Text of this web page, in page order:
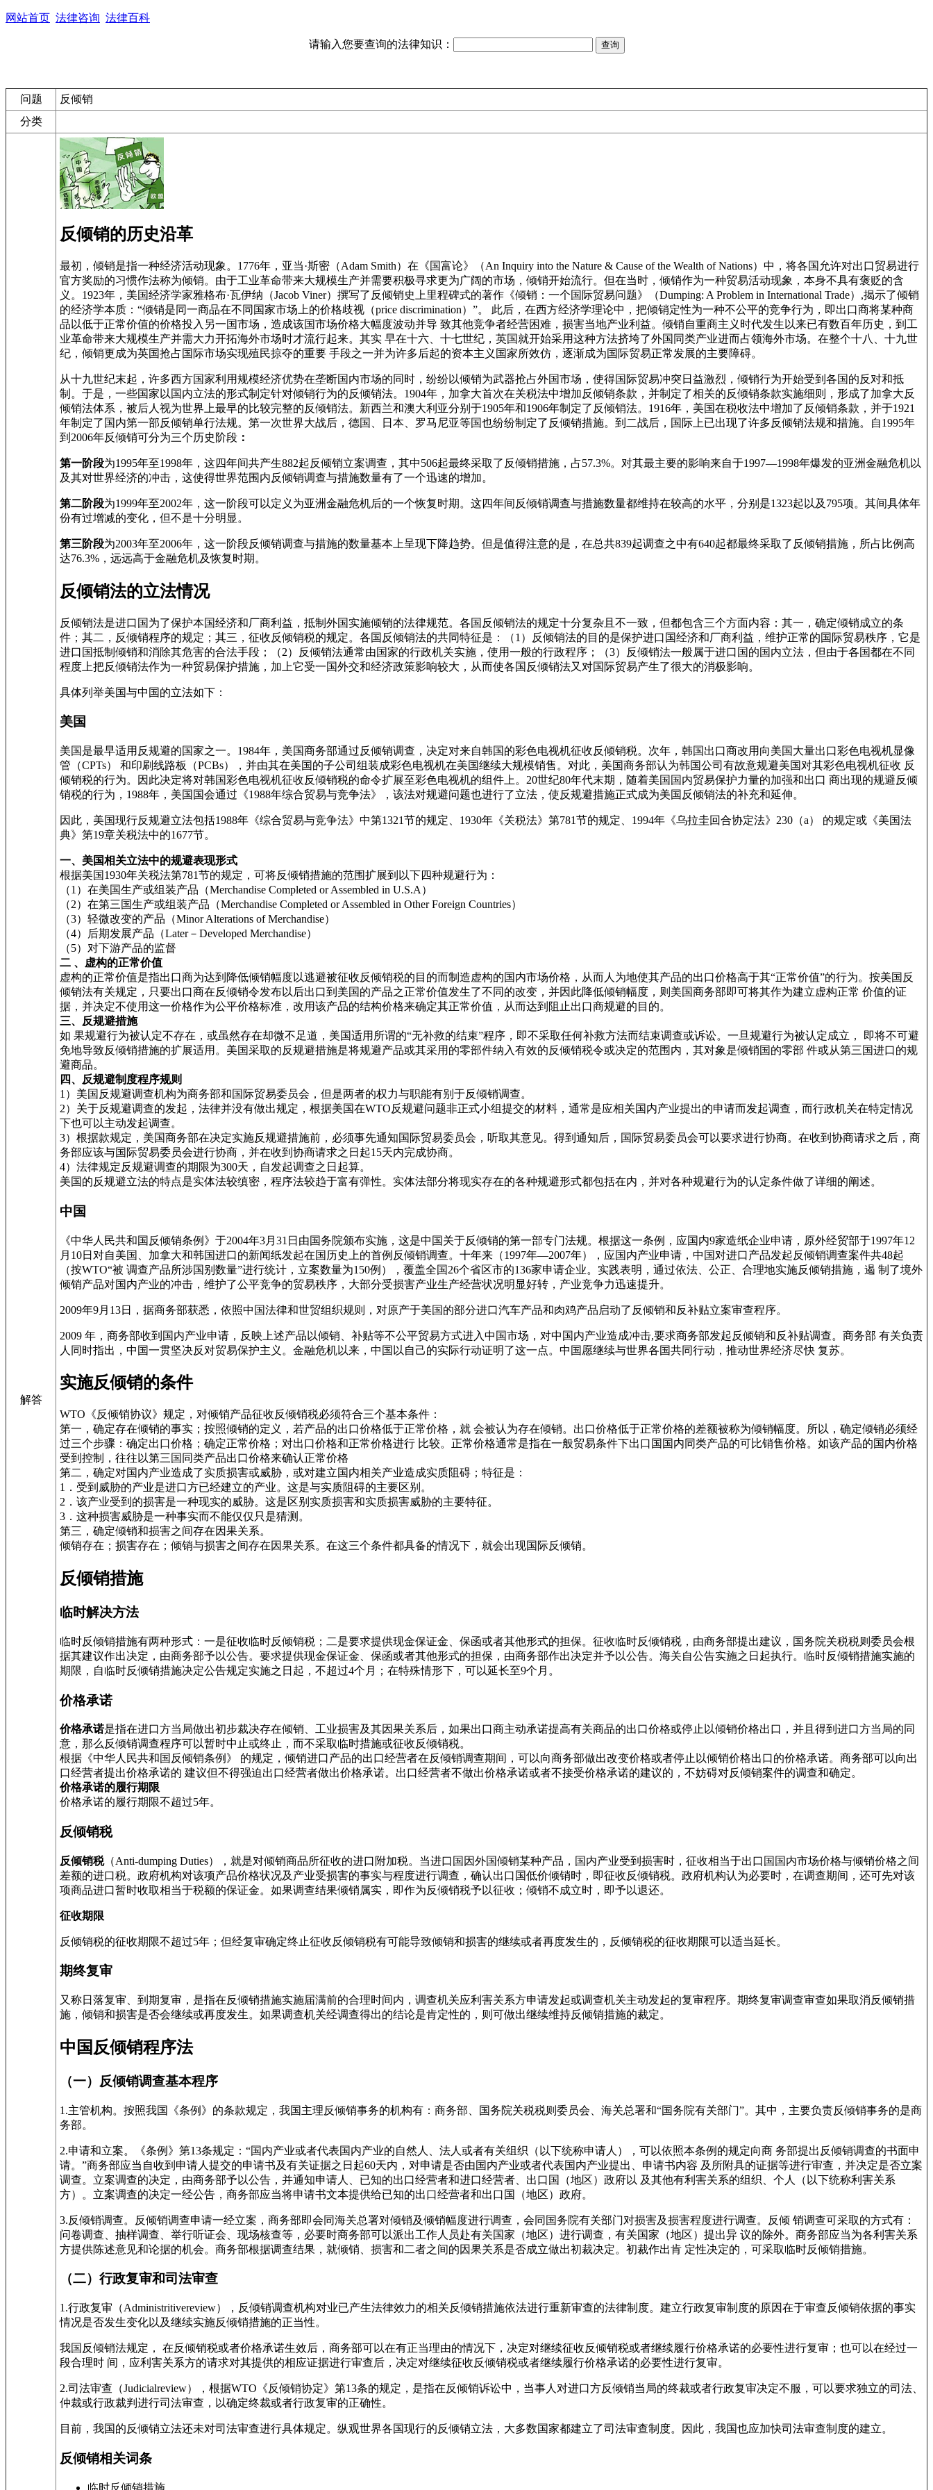
网站首页 法律咨询 法律百科
请输入您要查询的法律知识：
问题
反倾销
分类
解答
反倾销的历史沿革
最初，倾销是指一种经济活动现象。1776年，亚当·斯密（Adam Smith）在《国富论》（An Inquiry into the Nature & Cause of the Wealth of Nations）中，将各国允许对出口贸易进行
官方奖励的习惯作法称为倾销。由于工业革命带来大规模生产并需要积极寻求更为广阔的市场，倾销开始流行。但在当时，倾销作为一种贸易活动现象，本身不具有褒贬的含
义。1923年，美国经济学家雅格布·瓦伊纳（Jacob Viner）撰写了反倾销史上里程碑式的著作《倾销：一个国际贸易问题》（Dumping: A Problem in International Trade）,揭示了倾销
的经济学本质：“倾销是同一商品在不同国家市场上的价格歧视（price discrimination）”。 此后，在西方经济学理论中，把倾销定性为一种不公平的竞争行为，即出口商将某种商
品以低于正常价值的价格投入另一国市场，造成该国市场价格大幅度波动并导 致其他竞争者经营困难，损害当地产业利益。倾销自重商主义时代发生以来已有数百年历史，到工
业革命带来大规模生产并需大力开拓海外市场时才流行起来。其实 早在十六、十七世纪，英国就开始采用这种方法挤垮了外国同类产业进而占领海外市场。在整个十八、十九世
纪，倾销更成为英国抢占国际市场实现殖民掠夺的重要 手段之一并为许多后起的资本主义国家所效仿，逐渐成为国际贸易正常发展的主要障碍。
从十九世纪末起，许多西方国家利用规模经济优势在垄断国内市场的同时，纷纷以倾销为武器抢占外国市场，使得国际贸易冲突日益激烈，倾销行为开始受到各国的反对和抵
制。于是，一些国家以国内立法的形式制定针对倾销行为的反倾销法。1904年，加拿大首次在关税法中增加反倾销条款，并制定了相关的反倾销条款实施细则，形成了加拿大反
倾销法体系，被后人视为世界上最早的比较完整的反倾销法。新西兰和澳大利亚分别于1905年和1906年制定了反倾销法。1916年，美国在税收法中增加了反倾销条款，并于1921
年制定了国内第一部反倾销单行法规。第一次世界大战后，德国、日本、罗马尼亚等国也纷纷制定了反倾销措施。到二战后，国际上已出现了许多反倾销法规和措施。自1995年
到2006年反倾销可分为三个历史阶段 ：
第一阶段为1995年至1998年，这四年间共产生882起反倾销立案调查，其中506起最终采取了反倾销措施，占57.3%。对其最主要的影响来自于1997—1998年爆发的亚洲金融危机以
及其对世界经济的冲击，这使得世界范围内反倾销调查与措施数量有了一个迅速的增加。
第二阶段为1999年至2002年，这一阶段可以定义为亚洲金融危机后的一个恢复时期。这四年间反倾销调查与措施数量都维持在较高的水平，分别是1323起以及795项。其间具体年
份有过增减的变化，但不是十分明显。
第三阶段为2003年至2006年，这一阶段反倾销调查与措施的数量基本上呈现下降趋势。但是值得注意的是，在总共839起调查之中有640起都最终采取了反倾销措施，所占比例高
达76.3%，远远高于金融危机及恢复时期。
反倾销法的立法情况
反倾销法是进口国为了保护本国经济和厂商利益，抵制外国实施倾销的法律规范。各国反倾销法的规定十分复杂且不一致，但都包含三个方面内容：其一，确定倾销成立的条
件；其二，反倾销程序的规定；其三，征收反倾销税的规定。各国反倾销法的共同特征是：（1）反倾销法的目的是保护进口国经济和厂商利益，维护正常的国际贸易秩序，它是
进口国抵制倾销和消除其危害的合法手段；（2）反倾销法通常由国家的行政机关实施，使用一般的行政程序；（3）反倾销法一般属于进口国的国内立法，但由于各国都在不同
程度上把反倾销法作为一种贸易保护措施，加上它受一国外交和经济政策影响较大，从而使各国反倾销法又对国际贸易产生了很大的消极影响。
具体列举美国与中国的立法如下：
美国
美国是最早适用反规避的国家之一。1984年，美国商务部通过反倾销调查，决定对来自韩国的彩色电视机征收反倾销税。次年，韩国出口商改用向美国大量出口彩色电视机显像
管（CPTs） 和印刷线路板（PCBs），并由其在美国的子公司组装成彩色电视机在美国继续大规模销售。对此，美国商务部认为韩国公司有故意规避美国对其彩色电视机征收 反
倾销税的行为。因此决定将对韩国彩色电视机征收反倾销税的命令扩展至彩色电视机的组件上。20世纪80年代末期，随着美国国内贸易保护力量的加强和出口 商出现的规避反倾
销税的行为，1988年，美国国会通过《1988年综合贸易与竞争法》，该法对规避问题也进行了立法，使反规避措施正式成为美国反倾销法的补充和延伸。
因此，美国现行反规避立法包括1988年《综合贸易与竞争法》中第1321节的规定、1930年《关税法》第781节的规定、1994年《乌拉圭回合协定法》230（a） 的规定或《美国法
典》第19章关税法中的1677节。
一、美国相关立法中的规避表现形式
根据美国1930年关税法第781节的规定，可将反倾销措施的范围扩展到以下四种规避行为：
（1）在美国生产或组装产品（Merchandise Completed or Assembled in U.S.A）
（2）在第三国生产或组装产品（Merchandise Completed or Assembled in Other Foreign Countries）
（3）轻微改变的产品（Minor Alterations of Merchandise）
（4）后期发展产品（Later－Developed Merchandise）
（5）对下游产品的监督
二 、虚构的正常价值
虚构的正常价值是指出口商为达到降低倾销幅度以逃避被征收反倾销税的目的而制造虚构的国内市场价格，从而人为地使其产品的出口价格高于其“正常价值”的行为。按美国反
倾销法有关规定，只要出口商在反倾销令发布以后出口到美国的产品之正常价值发生了不同的改变，并因此降低倾销幅度，则美国商务部即可将其作为建立虚构正常 价值的证
据，并决定不使用这一价格作为公平价格标准，改用该产品的结构价格来确定其正常价值，从而达到阻止出口商规避的目的。
三、反规避措施
如 果规避行为被认定不存在，或虽然存在却微不足道，美国适用所谓的“无补救的结束”程序，即不采取任何补救方法而结束调查或诉讼。一旦规避行为被认定成立， 即将不可避
免地导致反倾销措施的扩展适用。美国采取的反规避措施是将规避产品或其采用的零部件纳入有效的反倾销税令或决定的范围内，其对象是倾销国的零部 件或从第三国进口的规
避商品。
四、反规避制度程序规则
1）美国反规避调查机构为商务部和国际贸易委员会，但是两者的权力与职能有别于反倾销调查。
2）关于反规避调查的发起，法律并没有做出规定，根据美国在WTO反规避问题非正式小组提交的材料，通常是应相关国内产业提出的申请而发起调查，而行政机关在特定情况
下也可以主动发起调查。
3）根据款规定，美国商务部在决定实施反规避措施前，必须事先通知国际贸易委员会，听取其意见。得到通知后，国际贸易委员会可以要求进行协商。在收到协商请求之后，商
务部应该与国际贸易委员会进行协商，并在收到协商请求之日起15天内完成协商。
4）法律规定反规避调查的期限为300天，自发起调查之日起算。
美国的反规避立法的特点是实体法较缜密，程序法较趋于富有弹性。实体法部分将现实存在的各种规避形式都包括在内，并对各种规避行为的认定条件做了详细的阐述。
中国
《中华人民共和国反倾销条例》于2004年3月31日由国务院颁布实施，这是中国关于反倾销的第一部专门法规。根据这一条例，应国内9家造纸企业申请，原外经贸部于1997年12
月10日对自美国、加拿大和韩国进口的新闻纸发起在国历史上的首例反倾销调查。十年来（1997年—2007年），应国内产业申请，中国对进口产品发起反倾销调查案件共48起
（按WTO“被 调查产品所涉国别数量”进行统计，立案数量为150例），覆盖全国26个省区市的136家申请企业。实践表明，通过依法、公正、合理地实施反倾销措施，遏 制了境外
倾销产品对国内产业的冲击，维护了公平竞争的贸易秩序，大部分受损害产业生产经营状况明显好转，产业竞争力迅速提升。
2009年9月13日，据商务部获悉，依照中国法律和世贸组织规则，对原产于美国的部分进口汽车产品和肉鸡产品启动了反倾销和反补贴立案审查程序。
2009 年，商务部收到国内产业申请，反映上述产品以倾销、补贴等不公平贸易方式进入中国市场，对中国内产业造成冲击,要求商务部发起反倾销和反补贴调查。商务部 有关负责
人同时指出，中国一贯坚决反对贸易保护主义。金融危机以来，中国以自己的实际行动证明了这一点。中国愿继续与世界各国共同行动，推动世界经济尽快 复苏。
实施反倾销的条件
WTO《反倾销协议》规定，对倾销产品征收反倾销税必须符合三个基本条件：
第一，确定存在倾销的事实；按照倾销的定义，若产品的出口价格低于正常价格，就 会被认为存在倾销。出口价格低于正常价格的差额被称为倾销幅度。所以，确定倾销必须经
过三个步骤：确定出口价格；确定正常价格；对出口价格和正常价格进行 比较。正常价格通常是指在一般贸易条件下出口国国内同类产品的可比销售价格。如该产品的国内价格
受到控制，往往以第三国同类产品出口价格来确认正常价格
第二，确定对国内产业造成了实质损害或威胁，或对建立国内相关产业造成实质阻碍；特征是：
1．受到威胁的产业是进口方已经建立的产业。这是与实质阻碍的主要区别。
2．该产业受到的损害是一种现实的威胁。这是区别实质损害和实质损害威胁的主要特征。
3．这种损害威胁是一种事实而不能仅仅只是猜测。
第三，确定倾销和损害之间存在因果关系。
倾销存在；损害存在；倾销与损害之间存在因果关系。在这三个条件都具备的情况下，就会出现国际反倾销。
反倾销措施
临时解决方法
临时反倾销措施有两种形式：一是征收临时反倾销税；二是要求提供现金保证金、保函或者其他形式的担保。征收临时反倾销税，由商务部提出建议，国务院关税税则委员会根
据其建议作出决定，由商务部予以公告。要求提供现金保证金、保函或者其他形式的担保，由商务部作出决定并予以公告。海关自公告实施之日起执行。临时反倾销措施实施的
期限，自临时反倾销措施决定公告规定实施之日起，不超过4个月；在特殊情形下，可以延长至9个月。
价格承诺
价格承诺是指在进口方当局做出初步裁决存在倾销、工业损害及其因果关系后，如果出口商主动承诺提高有关商品的出口价格或停止以倾销价格出口，并且得到进口方当局的同
意，那么反倾销调查程序可以暂时中止或终止，而不采取临时措施或征收反倾销税。
根据《中华人民共和国反倾销条例》 的规定，倾销进口产品的出口经营者在反倾销调查期间，可以向商务部做出改变价格或者停止以倾销价格出口的价格承诺。商务部可以向出
口经营者提出价格承诺的 建议但不得强迫出口经营者做出价格承诺。出口经营者不做出价格承诺或者不接受价格承诺的建议的，不妨碍对反倾销案件的调查和确定。
价格承诺的履行期限
价格承诺的履行期限不超过5年。
反倾销税
反倾销税（Anti-dumping Duties），就是对倾销商品所征收的进口附加税。当进口国因外国倾销某种产品，国内产业受到损害时，征收相当于出口国国内市场价格与倾销价格之间
差额的进口税。政府机构对该项产品价格状况及产业受损害的事实与程度进行调查，确认出口国低价倾销时，即征收反倾销税。政府机构认为必要时，在调查期间，还可先对该
项商品进口暂时收取相当于税额的保证金。如果调查结果倾销属实，即作为反倾销税予以征收；倾销不成立时，即予以退还。
征收期限
反倾销税的征收期限不超过5年；但经复审确定终止征收反倾销税有可能导致倾销和损害的继续或者再度发生的，反倾销税的征收期限可以适当延长。
期终复审
又称日落复审、到期复审，是指在反倾销措施实施届满前的合理时间内，调查机关应利害关系方申请发起或调查机关主动发起的复审程序。期终复审调查审查如果取消反倾销措
施，倾销和损害是否会继续或再度发生。如果调查机关经调查得出的结论是肯定性的，则可做出继续维持反倾销措施的裁定。
中国反倾销程序法
（一）反倾销调查基本程序
1.主管机构。按照我国《条例》的条款规定，我国主理反倾销事务的机构有：商务部、国务院关税税则委员会、海关总署和“国务院有关部门”。其中，主要负责反倾销事务的是商
务部。
2.申请和立案。《条例》第13条规定：“国内产业或者代表国内产业的自然人、法人或者有关组织（以下统称申请人），可以依照本条例的规定向商 务部提出反倾销调查的书面申
请。”商务部应当自收到申请人提交的申请书及有关证据之日起60天内，对申请是否由国内产业或者代表国内产业提出、申请书内容 及所附具的证据等进行审查，并决定是否立案
调查。立案调查的决定，由商务部予以公告，并通知申请人、已知的出口经营者和进口经营者、出口国（地区）政府以 及其他有利害关系的组织、个人（以下统称利害关系
方）。立案调查的决定一经公告，商务部应当将申请书文本提供给已知的出口经营者和出口国（地区）政府。
3.反倾销调查。反倾销调查申请一经立案，商务部即会同海关总署对倾销及倾销幅度进行调查，会同国务院有关部门对损害及损害程度进行调查。反倾 销调查可采取的方式有：
问卷调查、抽样调查、举行听证会、现场核查等，必要时商务部可以派出工作人员赴有关国家（地区）进行调查，有关国家（地区）提出异 议的除外。商务部应当为各利害关系
方提供陈述意见和论据的机会。商务部根据调查结果，就倾销、损害和二者之间的因果关系是否成立做出初裁决定。初裁作出肯 定性决定的，可采取临时反倾销措施。
（二）行政复审和司法审查
1.行政复审（Administritivereview），反倾销调查机构对业已产生法律效力的相关反倾销措施依法进行重新审查的法律制度。建立行政复审制度的原因在于审查反倾销依据的事实
情况是否发生变化以及继续实施反倾销措施的正当性。
我国反倾销法规定， 在反倾销税或者价格承诺生效后，商务部可以在有正当理由的情况下，决定对继续征收反倾销税或者继续履行价格承诺的必要性进行复审；也可以在经过一
段合理时 间，应利害关系方的请求对其提供的相应证据进行审查后，决定对继续征收反倾销税或者继续履行价格承诺的必要性进行复审。
2.司法审查（Judicialreview），根据WTO《反倾销协定》第13条的规定，是指在反倾销诉讼中，当事人对进口方反倾销当局的终裁或者行政复审决定不服，可以要求独立的司法、
仲裁或行政裁判进行司法审查，以确定终裁或者行政复审的正确性。
目前，我国的反倾销立法还未对司法审查进行具体规定。纵观世界各国现行的反倾销立法，大多数国家都建立了司法审查制度。因此，我国也应加快司法审查制度的建立。
反倾销相关词条
临时反倾销措施